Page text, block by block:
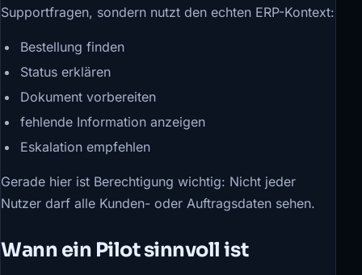
Supportfragen, sondern nutzt den echten ERP-Kontext:
Bestellung finden
Status erklären
Dokument vorbereiten
fehlende Information anzeigen
Eskalation empfehlen
Gerade hier ist Berechtigung wichtig: Nicht jeder
Nutzer darf alle Kunden- oder Auftragsdaten sehen.
Wann ein Pilot sinnvoll ist